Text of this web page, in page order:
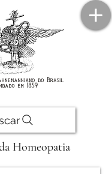
Homeopatia